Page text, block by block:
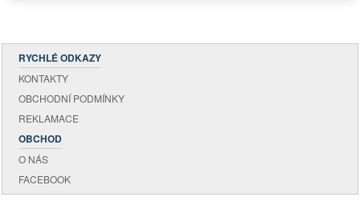
RYCHLÉ ODKAZY
KONTAKTY
OBCHODNÍ PODMÍNKY
REKLAMACE
OBCHOD
O NÁS
FACEBOOK